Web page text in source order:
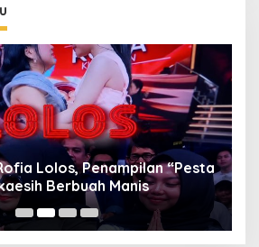
Lolos, Penampilan “Pesta
Berbuah Manis